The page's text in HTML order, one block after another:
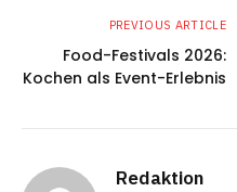
PREVIOUS ARTICLE
Food-Festivals 2026:
Kochen als Event-Erlebnis
Redaktion